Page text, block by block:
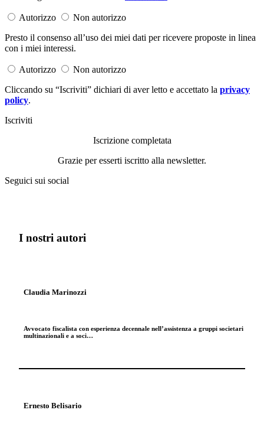
Autorizzo
Non autorizzo
Presto il consenso all’uso dei miei dati per ricevere proposte in linea
con i miei interessi.
Autorizzo
Non autorizzo
Cliccando su “Iscriviti” dichiari di aver letto e accettato la privacy
policy.
Iscriviti
Iscrizione completata
Grazie per esserti iscritto alla newsletter.
Seguici sui social
I nostri autori
Claudia Marinozzi
Avvocato fiscalista con esperienza decennale nell’assistenza a gruppi societari
multinazionali e a soci…
Ernesto Belisario